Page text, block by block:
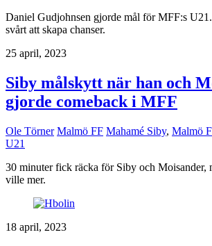
Daniel Gudjohnsen gjorde mål för MFF:s
svårt att skapa chanser.
25 april, 2023
Siby målskytt när han och
gjorde comeback i MFF
Ole Törner Malmö FF Mahamé Siby, Malmö
U21
30 minuter fick räcka för Siby och Moisander,
ville mer.
18 april, 2023